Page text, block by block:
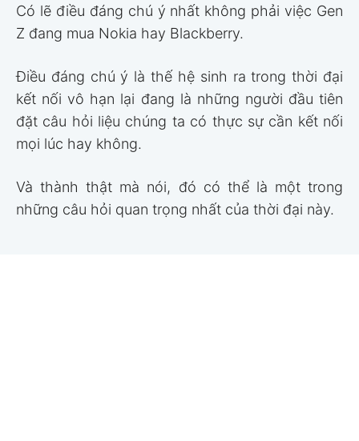
Có lẽ điều đáng chú ý nhất không phải việc Gen
Z đang mua Nokia hay Blackberry.
Điều đáng chú ý là thế hệ sinh ra trong thời đại
kết nối vô hạn lại đang là những người đầu tiên
đặt câu hỏi liệu chúng ta có thực sự cần kết nối
mọi lúc hay không.
Và thành thật mà nói, đó có thể là một trong
những câu hỏi quan trọng nhất của thời đại này.